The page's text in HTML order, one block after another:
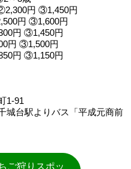
円 ③1,450円
円 ③1,600円
円 ③1,450円
円 ③1,500円
円 ③1,150円
1-91
城台駅よりバス「平成元商前
ご狩りスポッ